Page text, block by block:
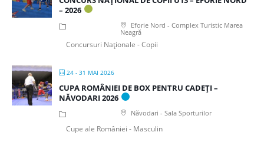
– 2026
Eforie Nord - Complex Turistic Marea
Neagră
Concursuri Naționale - Copii
24 - 31 MAI 2026
CUPA ROMÂNIEI DE BOX PENTRU CADEȚI –
NĂVODARI 2026
Năvodari - Sala Sporturilor
Cupe ale României - Masculin